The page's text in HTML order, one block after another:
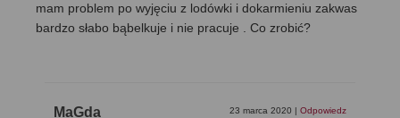
mam problem po wyjęciu z lodówki i dokarmieniu zakwas
bardzo słabo bąbelkuje i nie pracuje . Co zrobić?
MaGda 23 marca 2020 | Odpowiedz